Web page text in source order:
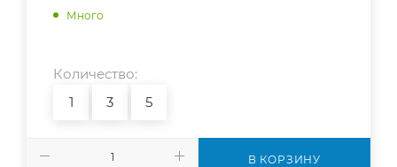
Много
Количество:
1
3 5
В КОРЗИНУ